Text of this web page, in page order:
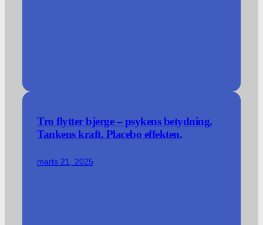
Tro flytter bjerge – psykens betydning.
Tankens kraft. Placebo effekten.
marts 21, 2025